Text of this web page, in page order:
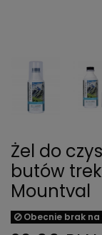
Żel do
butów
Mountval
Obecnie brak